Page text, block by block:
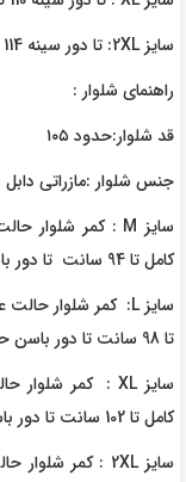
سایز 2XL: تا دور سینه 114 تا 116 و دور شکم تا 116 دور باسن 122
راهنمای شلوار :
قد شلوار:حدود ۱۰۵
جنس شلوار :مازراتی دابل
کامل تا 94 سانت تا دور باسن حدود 100
تا 98 سانت تا دور باسن حدود 106
کامل تا 102 سانت تا دور باسن حدود 112